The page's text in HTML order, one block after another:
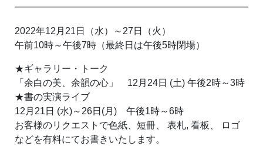
2022年12月21日（水）～27日（火）
午前10時～午後7時（最終日は午後5時閉場）
★ギャラリー・トーク
「余白の美、余韻の心」 12月24日 (土) 午後2時～3時
★書の実演ライブ
12月21日 (水)～26日(月) 午後1時～6時
お客様のリクエストで色紙、短冊、 表札, 看板、 ロゴ
などを有料にてお書きいたします。